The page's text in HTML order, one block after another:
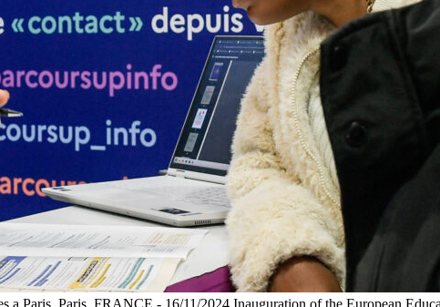
a Paris. Paris, FRANCE - 16/11/2024 Inauguration of the European